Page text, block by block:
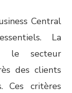
Central
La
le secteur
des clients
Ces critères